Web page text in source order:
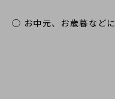
◯ お中元、お歳暮などに